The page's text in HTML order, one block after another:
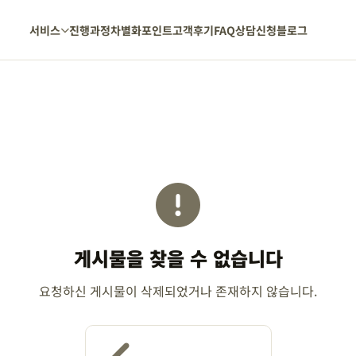
서비스 진행과정차별화포인트고객후기FAQ상담신청블로그
게시물을 찾을 수 없습니다
요청하신 게시물이 삭제되었거나 존재하지 않습니다.